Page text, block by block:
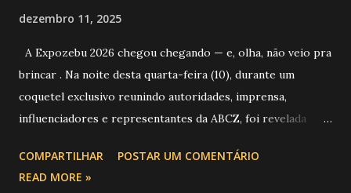
dezembro 11, 2025
A Expozebu 2026 chegou chegando — e, olha, não veio pra
brincar . Na noite desta quarta-feira (10), durante um
coquetel exclusivo reunindo autoridades, imprensa,
influenciadores e representantes da ABCZ, foi revelada
festa : a chegada do Campeonato de Montarias em Touros
do Circuito Rancho Primavera (CRP) , a maior companhia de
COMPARTILHAR
POSTAR UM COMENTÁRIO
READ MORE »